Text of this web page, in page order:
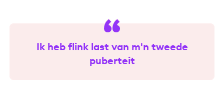
Ik heb flink last van m'n tweede
puberteit